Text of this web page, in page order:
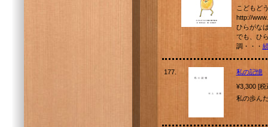
こどもど
http://
ひらがな
でも、ひ
調・・・
177.
私の記憶
¥3,300 [
私の歩ん